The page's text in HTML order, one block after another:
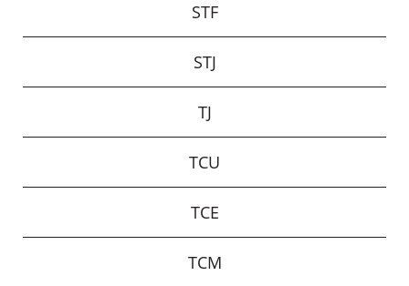
STF
STJ
TJ
TCU
TCE
TCM